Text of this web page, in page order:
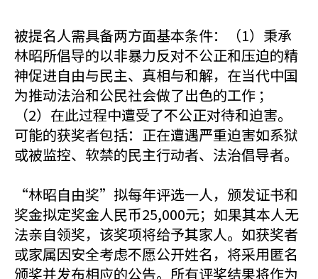
被提名人需具备两方面基本条件：（1）秉承
林昭所倡导的以非暴力反对不公正和压迫的精
神促进自由与民主、真相与和解，在当代中国
为推动法治和公民社会做了出色的工作 ；
（2）在此过程中遭受了不公正对待和迫害。
可能的获奖者包括：正在遭遇严重迫害如系狱
或被监控、软禁的民主行动者、法治倡导者。
“林昭自由奖”拟每年评选一人，颁发证书和
奖金拟定奖金人民币25,000元；如果其本人无
法亲自领奖，该奖项将给予其家人。如获奖者
或家属因安全考虑不愿公开姓名，将采用匿名
颁奖并发布相应的公告。所有评奖结果将作为